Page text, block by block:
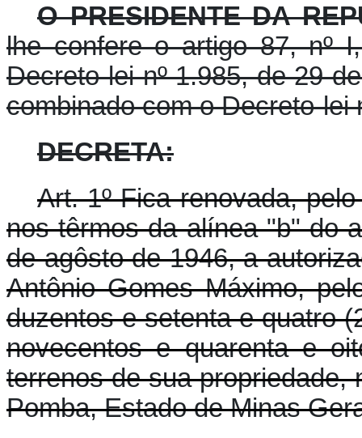
O PRESIDENTE DA
lhe confere o artigo 87, nº
Decreto-lei nº 1.985, de 29
combinado com o Decreto-lei
DECRETA:
Art. 1º Fica renovada,
nos têrmos da alínea "b" do
de agôsto de 1946, a
Antônio Gomes Máximo,
duzentos e setenta e quatro
novecentos e quarenta e
terrenos de sua propriedade,
Pomba, Estado de Minas